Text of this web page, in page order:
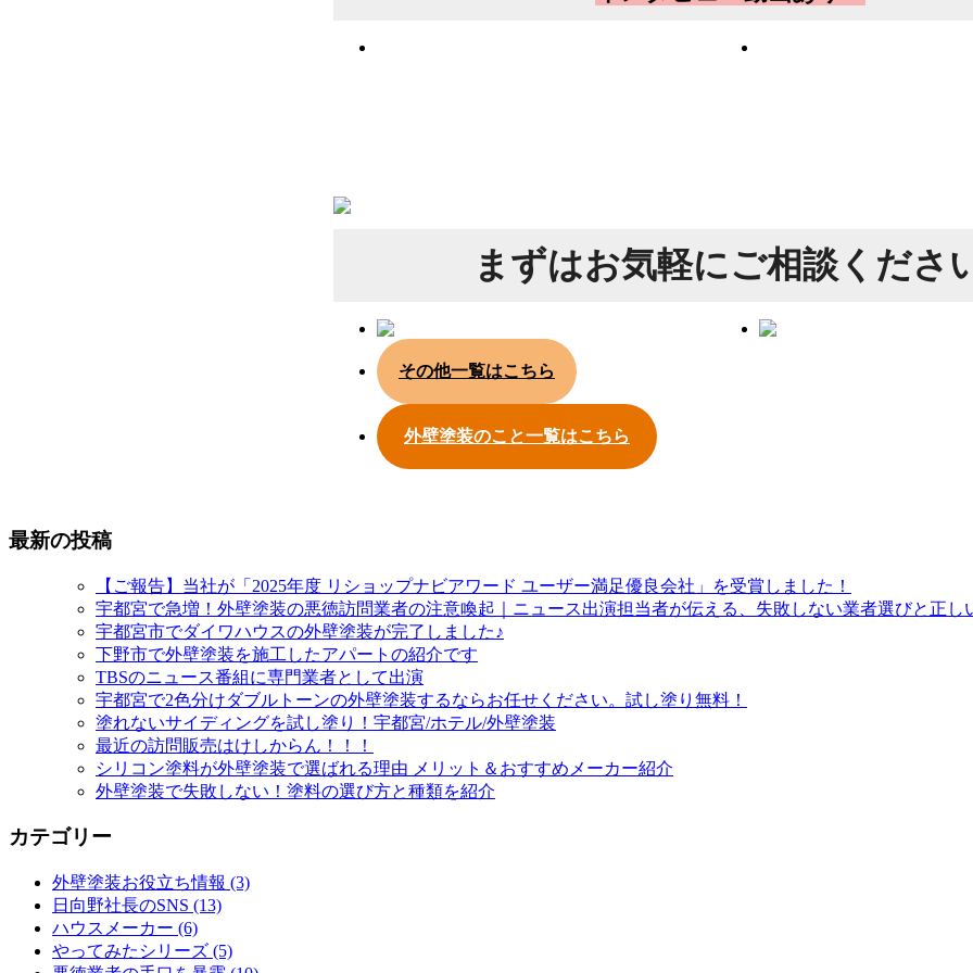
まずはお気軽にご相談くださ
その他一覧はこちら
外壁塗装のこと一覧はこちら
最新の投稿
【ご報告】当社が「2025年度 リショップナビアワード ユーザー満足優良会社」を受賞しました！
宇都宮で急増！外壁塗装の悪徳訪問業者の注意喚起｜ニュース出演担当者が伝える、失敗しない業者選びと正し
宇都宮市でダイワハウスの外壁塗装が完了しました♪
下野市で外壁塗装を施工したアパートの紹介です
TBSのニュース番組に専門業者として出演
宇都宮で2色分けダブルトーンの外壁塗装するならお任せください。試し塗り無料！
塗れないサイディングを試し塗り！宇都宮/ホテル/外壁塗装
最近の訪問販売はけしからん！！！
シリコン塗料が外壁塗装で選ばれる理由 メリット＆おすすめメーカー紹介
外壁塗装で失敗しない！塗料の選び方と種類を紹介
カテゴリー
外壁塗装お役立ち情報 (3)
日向野社長のSNS (13)
ハウスメーカー (6)
やってみたシリーズ (5)